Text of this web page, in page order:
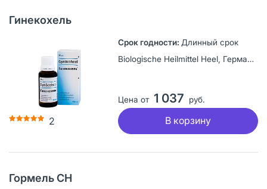
Гинекохель
2
Длинный срок
Biologische Heilmittel Heel, Германия
Цена от 1 037 руб.
В корзину
Гормель СН